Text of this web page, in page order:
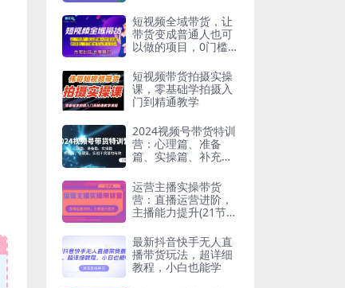
短视频全域带货，让
带货变成普通人也可
以做的项目，0门槛
短视频带货拍摄实操
课，零基础学拍摄入
门到精通教学
2024视频号带货特训
营：心理篇、准备
篇、实操篇、补充
运营主播实操带货
营：直播运营进阶，
主播能力提升(21节
最新抖音快手无人直
播带货玩法，超详细
教程，小白也能学